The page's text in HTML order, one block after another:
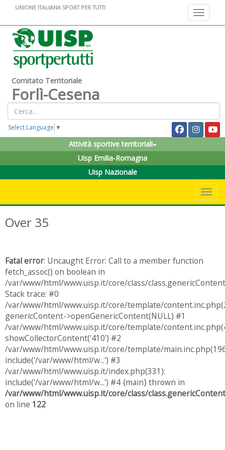
Toggle
UNIONE ITALIANA SPORT PER TUTTI
Comitato Territoriale
Forlì-Cesena
Select Language ▼
Attività sportive territoriali
Uisp Emilia-Romagna
Uisp Nazionale
Over 35
Fatal error: Uncaught Error: Call to a member function
fetch_assoc() on boolean in
/var/www/html/www.uisp.it/core/class/
Stack trace: #0
/var/www/html/www.uisp.it/core/template/
genericContent->openGenericContent(NULL) #1
/var/www/html/www.uisp.it/core/template/
showCollectorContent('410') #2
/var/www/html/www.uisp.it/core/template/
include('/var/www/html/w...') #3
/var/www/html/www.uisp.it/index.php(331):
include('/var/www/html/w...') #4 {main} thrown in
/var/www/html/www.uisp.it/core/class/
on line 122